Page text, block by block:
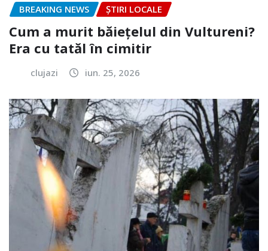
BREAKING NEWS ȘTIRI LOCALE
Cum a murit băiețelul din Vultureni?
Era cu tatăl în cimitir
clujazi iun. 25, 2026